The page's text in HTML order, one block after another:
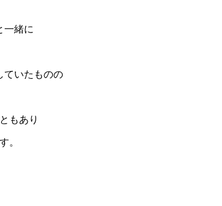
一緒に
ていたものの
もあり
。